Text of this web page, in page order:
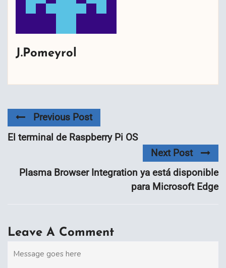
J.Pomeyrol
Previous Post
El terminal de Raspberry Pi OS
Next Post
Plasma Browser Integration ya está disponible
para Microsoft Edge
Leave A Comment